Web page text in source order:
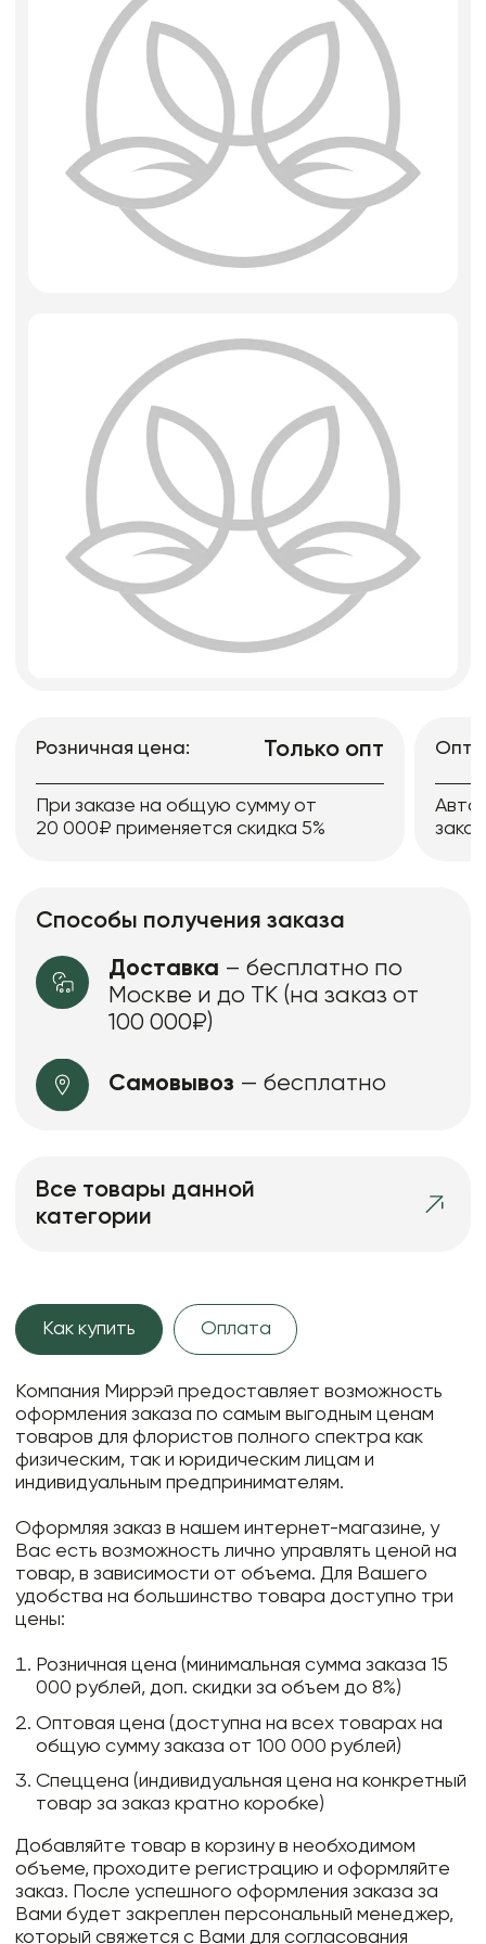
Искусственные цветы и растения
Декоративные вазы, кашпо
Игрушки мягкие
Розничная цена: Только опт
При заказе на общую сумму от
20 000₽ применяется скидка 5%
Способы получения заказа
Доставка – бесплатно по
Москве и до ТК (на заказ от
100 000₽)
Самовывоз — бесплатно
Все товары данной
категории
Как купить Оплата
Компания Миррэй предоставляет возможность
оформления заказа по самым выгодным ценам
товаров для флористов полного спектра как
физическим, так и юридическим лицам и
индивидуальным предпринимателям.
Оформляя заказ в нашем интернет-магазине, у
Вас есть возможность лично управлять ценой на
товар, в зависимости от объема. Для Вашего
удобства на большинство товара доступно три
цены:
Розничная цена (минимальная сумма заказа 15
000 рублей, доп. скидки за объем до 8%)
Оптовая цена (доступна на всех товарах на
общую сумму заказа от 100 000 рублей)
Спеццена (индивидуальная цена на конкретный
товар за заказ кратно коробке)
Добавляйте товар в корзину в необходимом
объеме, проходите регистрацию и оформляйте
заказ. После успешного оформления заказа за
Вами будет закреплен персональный менеджер,
который свяжется с Вами для согласования